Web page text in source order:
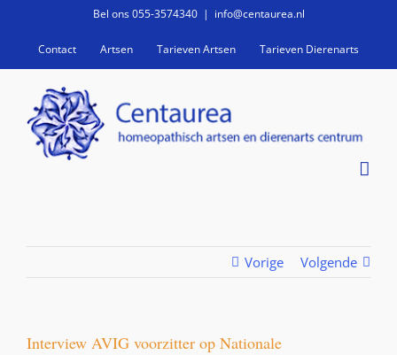
inhoud
Bel ons 055-3574340 | info@centaurea.nl
Contact Artsen Tarieven Artsen Tarieven Dierenarts
Vorige Volgende
Interview AVIG voorzitter op Nationale